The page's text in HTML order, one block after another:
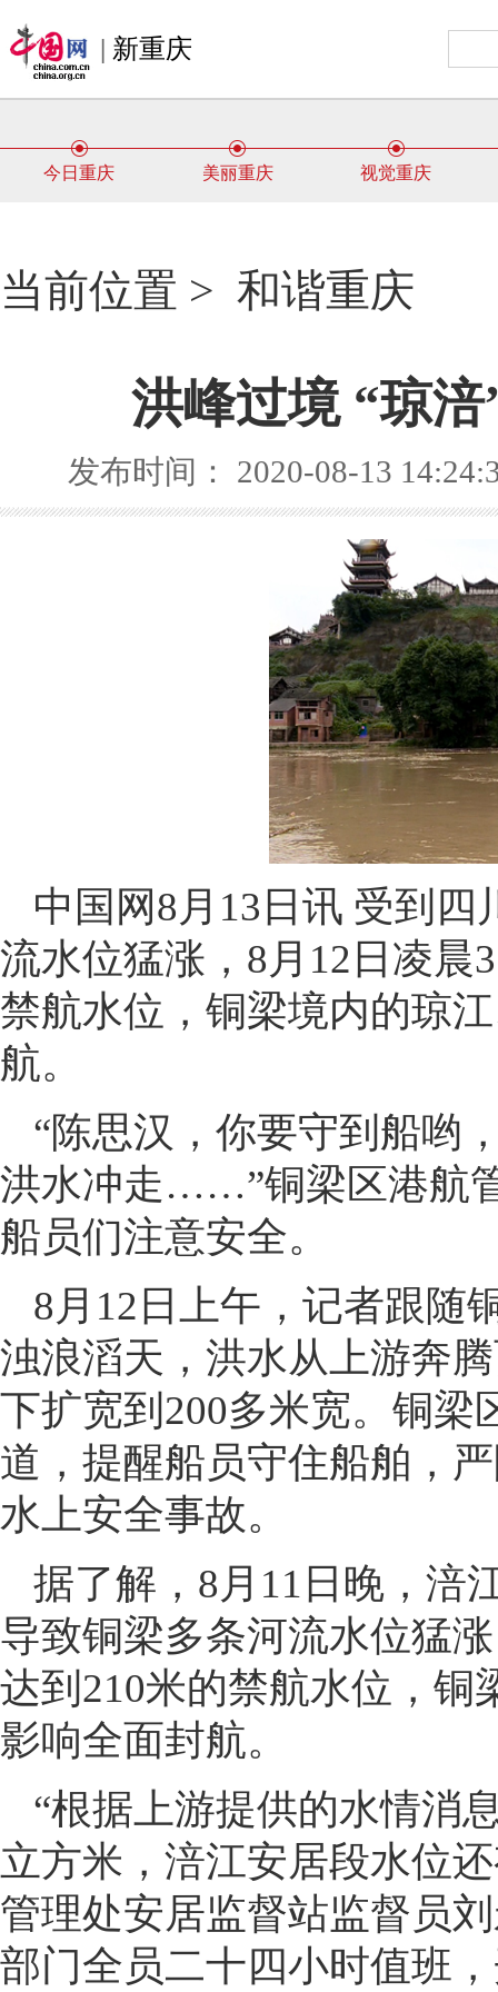
| 新重庆
今日重庆 美丽重庆 视觉重庆
当前位置 > 和谐重庆
洪峰过境 “琼
发布时间： 2020-08-13
中国网8月13日讯 受到
流水位猛涨，8月12日凌晨
禁航水位，铜梁境内的琼
航。
“陈思汉，你要守到船哟
洪水冲走……”铜梁区港航
船员们注意安全。
8月12日上午，记者跟随
浊浪滔天，洪水从上游奔
下扩宽到200多米宽。铜梁
道，提醒船员守住船舶，
水上安全事故。
据了解，8月11日晚，涪
导致铜梁多条河流水位猛
达到210米的禁航水位，铜
影响全面封航。
“根据上游提供的水情消
立方米，涪江安居段水位
管理处安居监督站监督员
部门全员二十四小时值班